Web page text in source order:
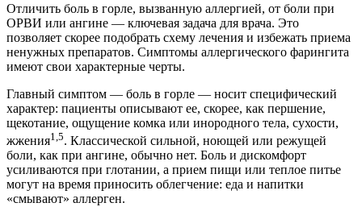
Отличить боль в горле, вызванную аллергией, от боли при
ОРВИ или ангине — ключевая задача для врача. Это
позволяет скорее подобрать схему лечения и избежать приема
ненужных препаратов. Симптомы аллергического фарингита
имеют свои характерные черты.
Главный симптом — боль в горле — носит специфический
характер: пациенты описывают ее, скорее, как першение,
щекотание, ощущение комка или инородного тела, сухости,
жжения1,5. Классической сильной, ноющей или режущей
боли, как при ангине, обычно нет. Боль и дискомфорт
усиливаются при глотании, а прием пищи или теплое питье
могут на время приносить облегчение: еда и напитки
«смывают» аллерген.